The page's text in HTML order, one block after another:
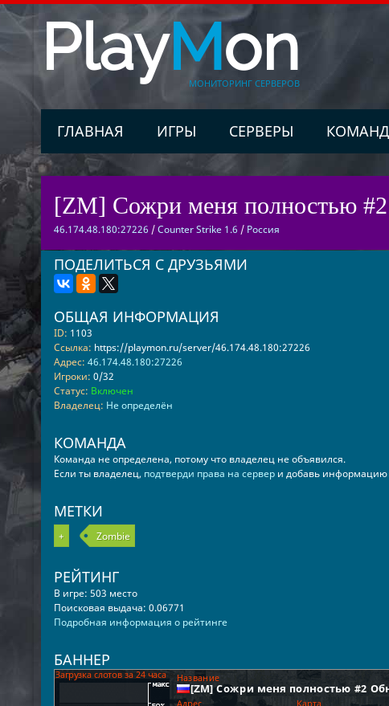
PlayMon
МОНИТОРИНГ СЕРВЕРОВ
ГЛАВНАЯ ИГРЫ СЕРВЕРЫ
[ZM] Сожри меня полностью
46.174.48.180:27226 /Counter Strike 1.6 / Россия
ПОДЕЛИТЬСЯ С ДРУЗЬЯМИ
ОБЩАЯ ИНФОРМАЦИЯ
ID: 1103
Ссылка: https://playmon.ru/server/46.174.48.180:27226
Адрес: 46.174.48.180:27226
Игроки: 0/32
Статус: Включен
Владелец: Не определён
КОМАНДА
Команда не определена, потому что владелец не объявился.
Если ты владелец, подтверди права на сервери добавь информацию
МЕТКИ
+ Zombie
РЕЙТИНГ
В игре: 503 место
Поисковая выдача: 0.06771
Подробная информация о рейтинге
БАННЕР